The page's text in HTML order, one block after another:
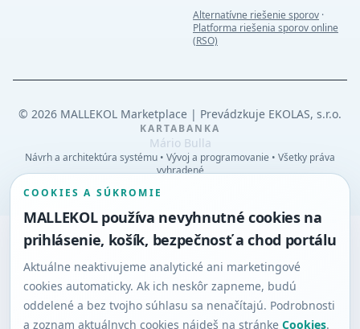
Alternatívne riešenie sporov ·
Platforma riešenia sporov online
(RSO)
© 2026 MALLEKOL Marketplace | Prevádzkuje EKOLAS, s.r.o.
KARTABANKA
Mário Bulla
Návrh a architektúra systému • Vývoj a programovanie • Všetky práva
vyhradené
COOKIES A SÚKROMIE
MALLEKOL používa nevyhnutné cookies na
prihlásenie, košík, bezpečnosť a chod portálu
Aktuálne neaktivujeme analytické ani marketingové
cookies automaticky. Ak ich neskôr zapneme, budú
oddelené a bez tvojho súhlasu sa nenačítajú. Podrobnosti
a zoznam aktuálnych cookies nájdeš na stránke Cookies.